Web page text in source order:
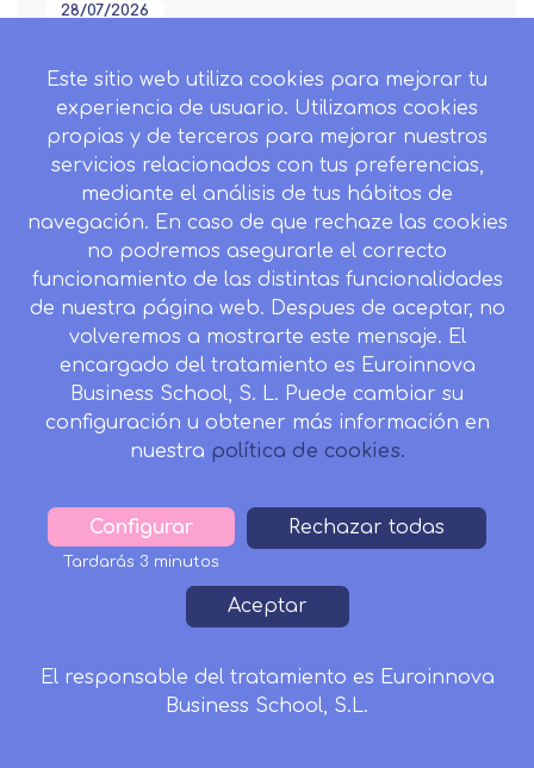
28/07/2026
Leer más
Investigación
Síndrome postvacacional:
síntomas y cómo afrontar la vuelta
Volver al trabajo después de las vacaciones
puede provocarcansancio, apatía,
irritabilidad, ansiedad o dificultades par
Leer más
Salidas profesionales Oposiciones
Este sitio web utiliza cookies para mejorar tu
experiencia de usuario. Utilizamos cookies
propias y de terceros para mejorar nuestros
servicios relacionados con tus preferencias,
mediante el análisis de tus hábitos de
navegación. En caso de que rechaze las cookies
no podremos asegurarle el correcto
funcionamiento de las distintas funcionalidades
de nuestra página web. Despues de aceptar, no
volveremos a mostrarte este mensaje. El
encargado del tratamiento es Euroinnova
Business School, S. L. Puede cambiar su
configuración u obtener más información en
nuestra política de cookies.
Configurar
Tardarás 3 minutos
Rechazar todas
Aceptar
Withdraw
consent
El responsable del tratamiento es Euroinnova
Business School, S.L.